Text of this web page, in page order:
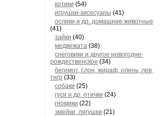
котики (54)
игрушки-аксесуары (41)
ослики и др. домашние животные
(41)
зайки (40)
медвежата (38)
снеговики и другое новогодне-
рождественское (34)
бегемот, слон, жираф, олень, лев,
тигр (33)
собаки (25)
гуси и др. птички (24)
гномики (22)
змейки, лягушки (21)